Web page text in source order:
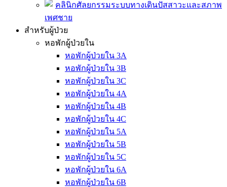
คลินิกศัลยกรรมระบบทางเดินปัสสาวะและสภาพ
เพศชาย
สำหรับผู้ป่วย
หอพักผู้ป่วยใน
หอพักผู้ป่วยใน 3A
หอพักผู้ป่วยใน 3B
หอพักผู้ป่วยใน 3C
หอพักผู้ป่วยใน 4A
หอพักผู้ป่วยใน 4B
หอพักผู้ป่วยใน 4C
หอพักผู้ป่วยใน 5A
หอพักผู้ป่วยใน 5B
หอพักผู้ป่วยใน 5C
หอพักผู้ป่วยใน 6A
หอพักผู้ป่วยใน 6B